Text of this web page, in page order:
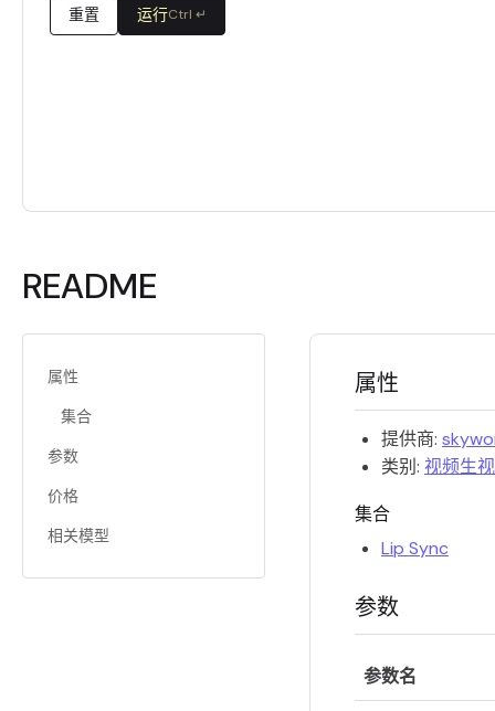
重置 运行Ctrl ↵
README
属性
集合
参数
价格
相关模型
属性
提供商:
类别: 视频生
集合
Lip Sync
参数
参数名